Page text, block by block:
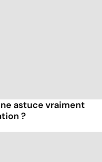
astuce vraiment
?